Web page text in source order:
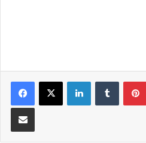
LinkedInTumblr
Partilhar Via Email